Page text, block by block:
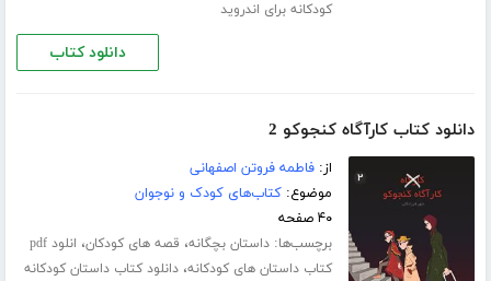
کودکانه برای اندروید
دانلود کتاب
دانلود کتاب کارآگاه کنجوکو 2
از:فاطمه فروتن اصفهانی
موضوع:کتاب‌های کودک و نوجوان
۴۰ صفحه
برچسب‌ها:داستان بچگانه، قصه های کودکان،
انلود pdf
کتاب داستان های کودکانه،دانلود کتاب داستان کودکانه